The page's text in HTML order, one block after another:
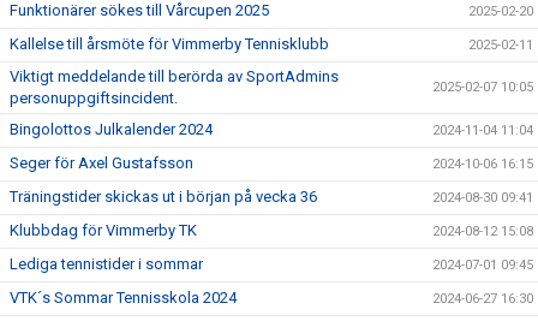
Funktionärer sökes till Vårcupen 2025 2025-02-20
Kallelse till årsmöte för Vimmerby Tennisklubb 2025-02-11
Viktigt meddelande till berörda av SportAdmins
personuppgiftsincident.
2025-02-07 10:05
Bingolottos Julkalender 2024 2024-11-04 11:04
Seger för Axel Gustafsson 2024-10-06 16:15
Träningstider skickas ut i början på vecka 36 2024-08-30 09:41
Klubbdag för Vimmerby TK 2024-08-12 15:08
Lediga tennistider i sommar 2024-07-01 09:45
VTK´s Sommar Tennisskola 2024 2024-06-27 16:30